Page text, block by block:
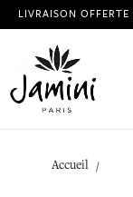
LIVRAISON
Accueil